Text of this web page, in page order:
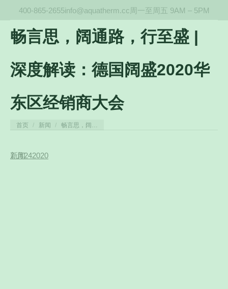
400-865-2655info@aquatherm.cc 周一至周五 9AM – 5PM
畅言思，阔通路，行至盛 |
深度解读：德国阔盛2020华
东区经销商大会
您在这里：
首页 新闻 畅言思，阔…
7 月242020
新闻